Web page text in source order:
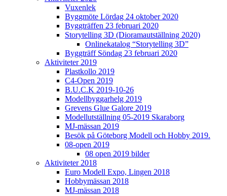
Vuxenlek
Byggmöte Lördag 24 oktober 2020
Byggträffen 23 februari 2020
Storytelling 3D (Dioramautställning 2020)
Onlinekatalog “Storytelling 3D”
Byggträff Söndag 23 februari 2020
Aktiviteter 2019
Plastkollo 2019
C4-Open 2019
B.U.C.K 2019-10-26
Modellbyggarhelg 2019
Grevens Glue Galore 2019
Modellutställning 05-2019 Skaraborg
MJ-mässan 2019
Besök på Göteborg Modell och Hobby 2019.
08-open 2019
08 open 2019 bilder
Aktiviteter 2018
Euro Modell Expo, Lingen 2018
Hobbymässan 2018
MJ-mässan 2018